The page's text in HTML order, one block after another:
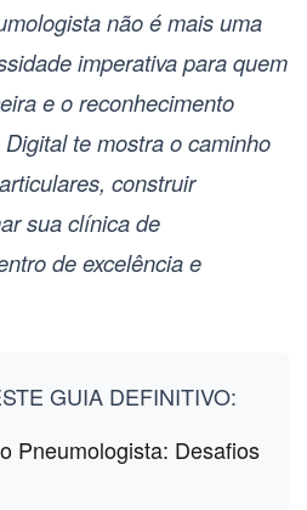
não é mais uma
imperativa para quem
e o reconhecimento
te mostra o caminho
construir
sua clínica de
de excelência e
GUIA DEFINITIVO:
Pneumologista: Desafios